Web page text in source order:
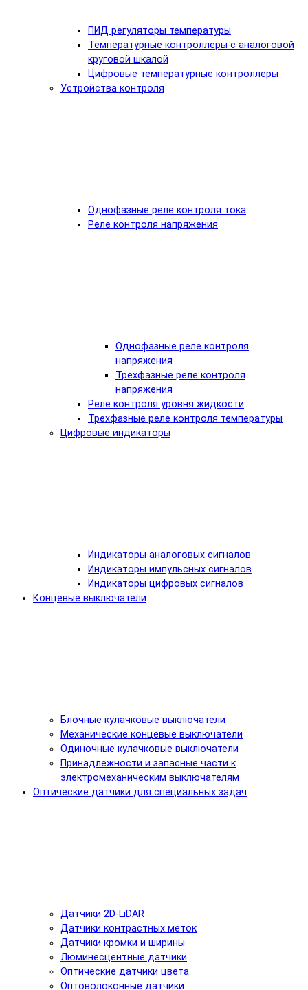
ПИД регуляторы температуры
Температурные контроллеры с аналоговой
круговой шкалой
Цифровые температурные контроллеры
Устройства контроля
Однофазные реле контроля тока
Реле контроля напряжения
Однофазные реле контроля
напряжения
Трехфазные реле контроля
напряжения
Реле контроля уровня жидкости
Трехфазные реле контроля температуры
Цифровые индикаторы
Индикаторы аналоговых сигналов
Индикаторы импульсных сигналов
Индикаторы цифровых сигналов
Концевые выключатели
Блочные кулачковые выключатели
Механические концевые выключатели
Одиночные кулачковые выключатели
Принадлежности и запасные части к
электромеханическим выключателям
Оптические датчики для специальных задач
Датчики 2D-LiDAR
Датчики контрастных меток
Датчики кромки и ширины
Люминесцентные датчики
Оптические датчики цвета
Оптоволоконные датчики